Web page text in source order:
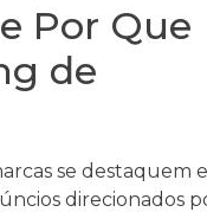
Por Que
de
se destaquem e
direcionados